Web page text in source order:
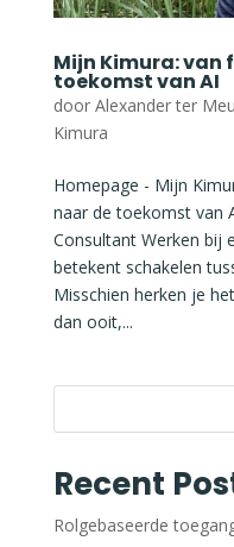
Mijn Kimura:
toekomst van AI
door Alexander ter
Kimura
Homepage - Mijn
naar de toekomst van
Consultant Werken bij
betekent schakelen
Misschien herken je
dan ooit,...
Recent
Rolgebaseerde